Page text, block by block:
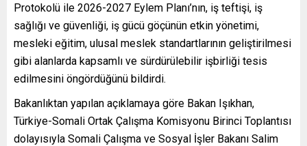
Protokolü ile 2026-2027 Eylem Planı’nın, iş teftişi, iş
sağlığı ve güvenliği, iş gücü göçünün etkin yönetimi,
mesleki eğitim, ulusal meslek standartlarının geliştirilmesi
gibi alanlarda kapsamlı ve sürdürülebilir işbirliği tesis
edilmesini öngördüğünü bildirdi.
Bakanlıktan yapılan açıklamaya göre Bakan Işıkhan,
Türkiye-Somali Ortak Çalışma Komisyonu Birinci Toplantısı
dolayısıyla Somali Çalışma ve Sosyal İşler Bakanı Salim